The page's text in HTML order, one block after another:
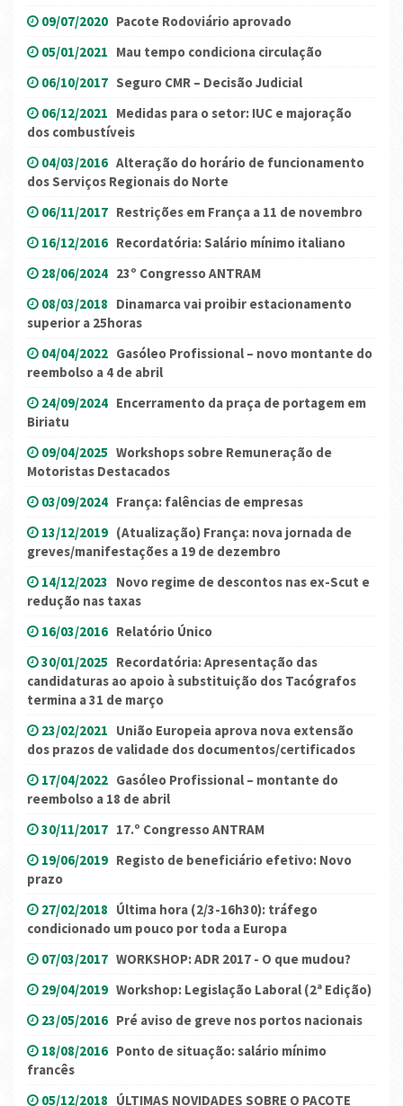
09/07/2020 Pacote Rodoviário aprovado
05/01/2021 Mau tempo condiciona circulação
06/10/2017 Seguro CMR – Decisão Judicial
06/12/2021 Medidas para o setor: IUC e majoração
dos combustíveis
04/03/2016 Alteração do horário de funcionamento
dos Serviços Regionais do Norte
06/11/2017 Restrições em França a 11 de novembro
16/12/2016 Recordatória: Salário mínimo italiano
28/06/2024 23º Congresso ANTRAM
08/03/2018 Dinamarca vai proibir estacionamento
superior a 25horas
04/04/2022 Gasóleo Profissional – novo montante do
reembolso a 4 de abril
24/09/2024 Encerramento da praça de portagem em
Biriatu
09/04/2025 Workshops sobre Remuneração de
Motoristas Destacados
03/09/2024 França: falências de empresas
13/12/2019 (Atualização) França: nova jornada de
greves/manifestações a 19 de dezembro
14/12/2023 Novo regime de descontos nas ex-Scut e
redução nas taxas
16/03/2016 Relatório Único
30/01/2025 Recordatória: Apresentação das
candidaturas ao apoio à substituição dos Tacógrafos
termina a 31 de março
23/02/2021 União Europeia aprova nova extensão
dos prazos de validade dos documentos/certificados
17/04/2022 Gasóleo Profissional – montante do
reembolso a 18 de abril
30/11/2017 17.º Congresso ANTRAM
19/06/2019 Registo de beneficiário efetivo: Novo
prazo
27/02/2018 Última hora (2/3-16h30): tráfego
condicionado um pouco por toda a Europa
07/03/2017 WORKSHOP: ADR 2017 - O que mudou?
29/04/2019 Workshop: Legislação Laboral (2ª Edição)
23/05/2016 Pré aviso de greve nos portos nacionais
18/08/2016 Ponto de situação: salário mínimo
francês
05/12/2018 ÚLTIMAS NOVIDADES SOBRE O PACOTE